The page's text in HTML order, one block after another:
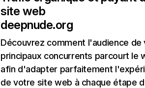
site web
deepnude.org
Découvrez comment l'audience de
principaux concurrents parcourt le
afin d'adapter parfaitement
de votre site web à chaque étape